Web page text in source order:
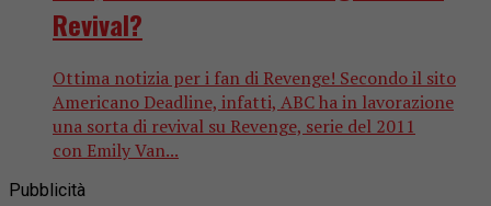
Revival?
Ottima notizia per i fan di Revenge! Secondo il sito
Americano Deadline, infatti, ABC ha in lavorazione
una sorta di revival su Revenge, serie del 2011
con Emily Van...
Pubblicità